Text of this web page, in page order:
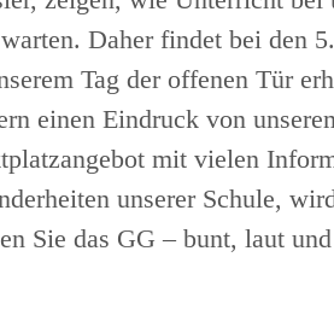
Daher findet bei den
Tag der offenen Tür
einen Eindruck von
mit vielen
unserer Schule,
Sie das GG – bunt, laut